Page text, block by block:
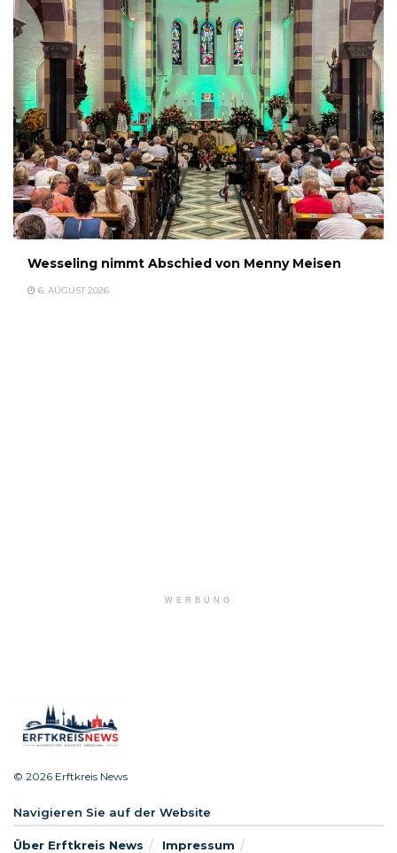
Wesseling nimmt Abschied von Menny Meisen
6. AUGUST 2026
WERBUNG
© 2026 Erftkreis News
Navigieren Sie auf der Website
Über Erftkreis News Impressum